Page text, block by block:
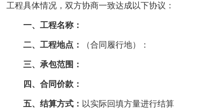
工程具体情况，双方协商一致达成以下协议：
一、工程名称：
二、工程地点： （合同履行地）：
三、承包范围：
四、合同价款：
五、结算方式： 以实际回填方量进行结算